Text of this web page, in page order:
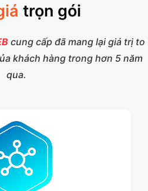
trọn gói
cung cấp đã mang lại giá trị to
khách hàng trong hơn 5 năm
qua.